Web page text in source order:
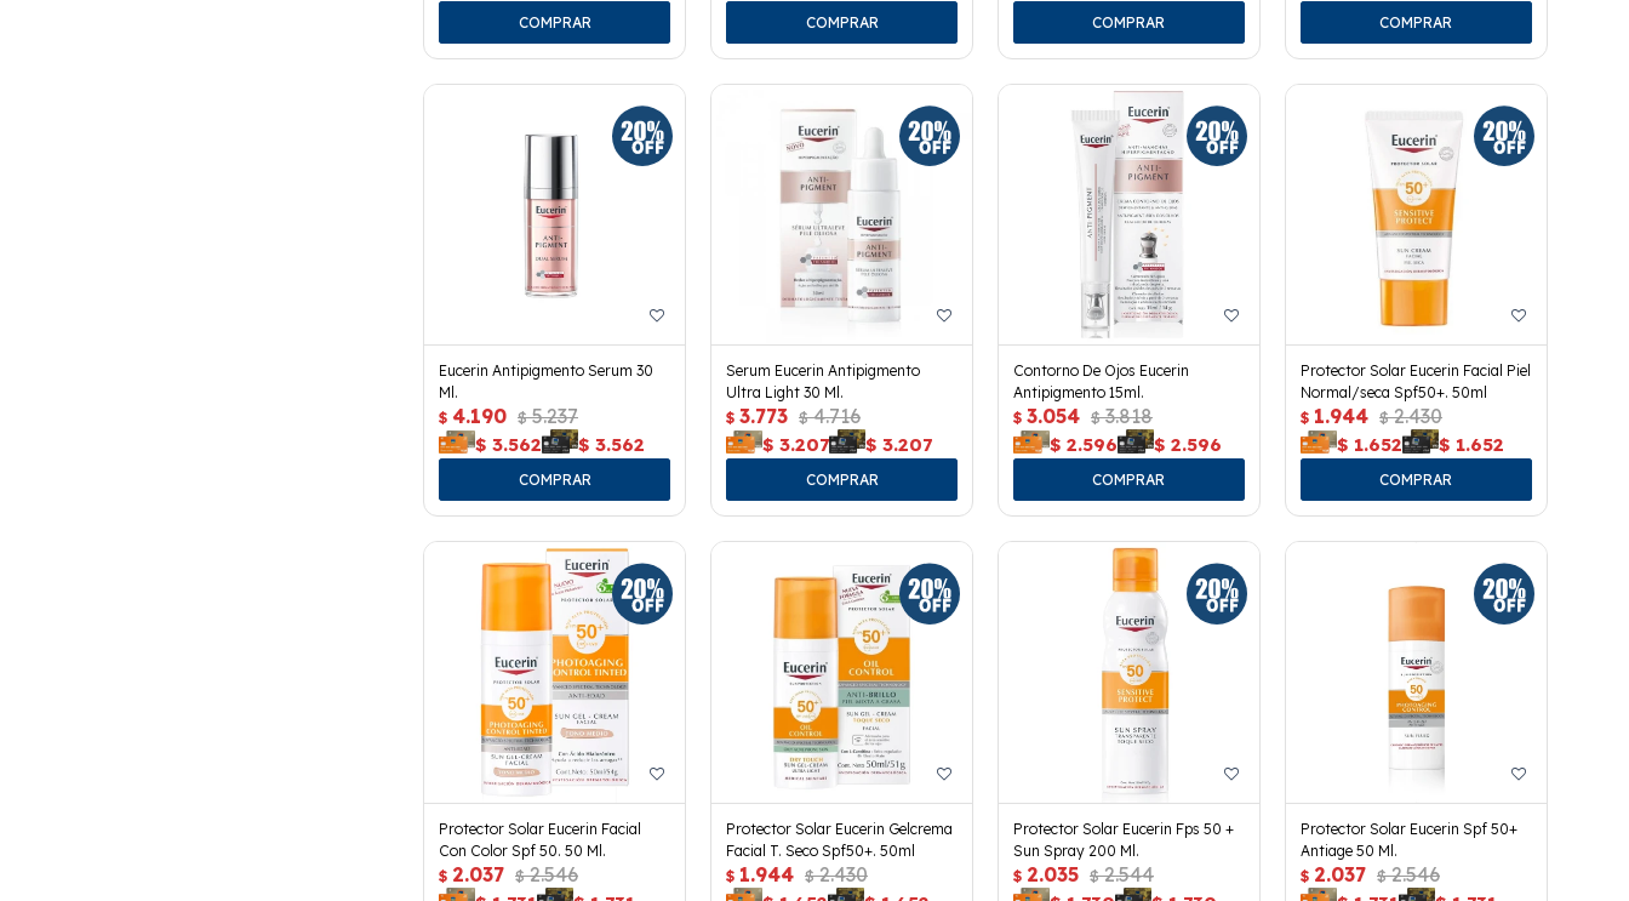
Eucerin Antipigmento Serum 30
Ml.
$ 4.190 $ 5.237
$ 3.562 $ 3.562
Serum Eucerin Antipigmento
Ultra Light 30 Ml.
$ 3.773 $ 4.716
$ 3.207 $ 3.207
Contorno De Ojos Eucerin
Antipigmento 15ml.
$ 3.054 $ 3.818
$ 2.596 $ 2.596
Protector Solar Eucerin Facial Piel
Normal/seca Spf50+. 50ml
$ 1.944 $ 2.430
$ 1.652 $ 1.652
Protector Solar Eucerin Facial
Con Color Spf 50. 50 Ml.
$ 2.037 $ 2.546
Protector Solar Eucerin Gelcrema
Facial T. Seco Spf50+. 50ml
$ 1.944 $ 2.430
Protector Solar Eucerin Fps 50 +
Sun Spray 200 Ml.
$ 2.035 $ 2.544
Protector Solar Eucerin Spf 50+
Antiage 50 Ml.
$ 2.037 $ 2.546